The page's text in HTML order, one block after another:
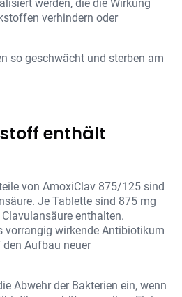
werden, die die Wirkung
verhindern oder
so geschwächt und sterben am
enthält
von AmoxiClav 875/125 sind
Je Tablette sind 875 mg
enthalten.
wirkende Antibiotikum
Aufbau neuer
Abwehr der Bakterien ein, wenn